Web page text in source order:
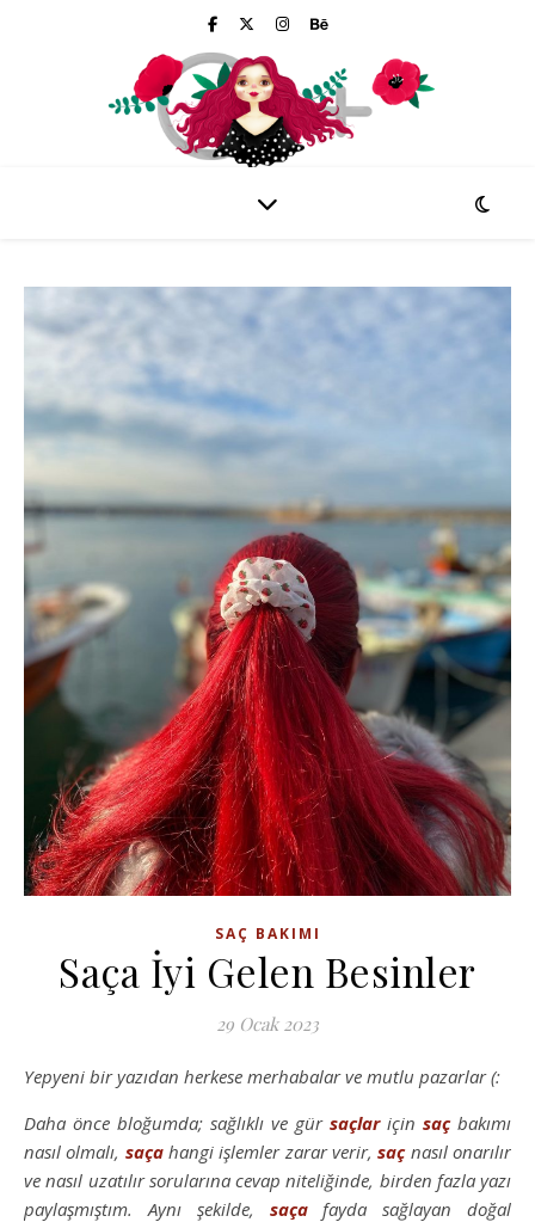
SAÇ BAKIMI
Saça İyi Gelen Besinler
29 Ocak 2023
Yepyeni bir yazıdan herkese merhabalar ve mutlu pazarlar (:
Daha önce bloğumda; sağlıklı ve gür saçlariçin saçbakımı
nasıl olmalı, saçahangi işlemler zarar verir,saçnasıl onarılır
ve nasıl uzatılır sorularına cevap niteliğinde, birden fazla yazı
paylaşmıştım. Aynı şekilde, saçafayda sağlayan doğal